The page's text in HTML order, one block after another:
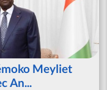
Meyliet
An...